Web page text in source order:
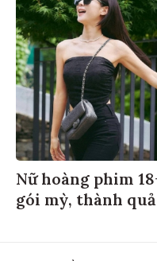
Nữ hoàng phim
gói mỳ, thành